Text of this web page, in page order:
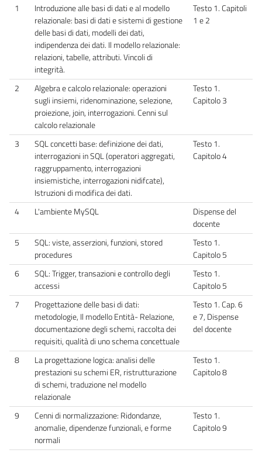
1
Introduzione alle basi di dati e al modello
relazionale: basi di dati e sistemi di gestione
delle basi di dati, modelli dei dati,
indipendenza dei dati. Il modello relazionale:
relazioni, tabelle, attributi. Vincoli di
integrità.
Testo 1. Capitoli
1 e 2
2
Algebra e calcolo relazionale: operazioni
sugli insiemi, ridenominazione, selezione,
proiezione, join, interrogazioni. Cenni sul
calcolo relazionale
Testo 1.
Capitolo 3
3
SQL concetti base: definizione dei dati,
interrogazioni in SQL (operatori aggregati,
raggruppamento, interrogazioni
insiemistiche, interrogazioni nidifcate),
Istruzioni di modifica dei dati.
Testo 1.
Capitolo 4
4 L'ambiente MySQL
Dispense del
docente
5
SQL: viste, asserzioni, funzioni, stored
procedures
Testo 1.
Capitolo 5
6
SQL: Trigger, transazioni e controllo degli
accessi
Testo 1.
Capitolo 5
7
Progettazione delle basi di dati:
metodologie, Il modello Entità- Relazione,
documentazione degli schemi, raccolta dei
requisiti, qualità di uno schema concettuale
Testo 1. Cap. 6
e 7, Dispense
del docente
8
La progettazione logica: analisi delle
prestazioni su schemi ER, ristrutturazione
di schemi, traduzione nel modello
relazionale
Testo 1.
Capitolo 8
9
Cenni di normalizzazione: Ridondanze,
anomalie, dipendenze funzionali, e forme
normali
Testo 1.
Capitolo 9